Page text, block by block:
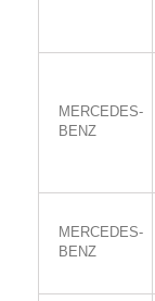
MERCEDES-
BENZ
MERCEDES-
BENZ